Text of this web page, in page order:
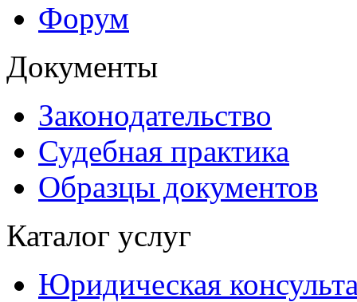
Форум
Документы
Законодательство
Судебная практика
Образцы документов
Каталог услуг
Юридическая